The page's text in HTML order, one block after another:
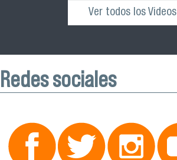
Ver todos los Videos
Redes sociales